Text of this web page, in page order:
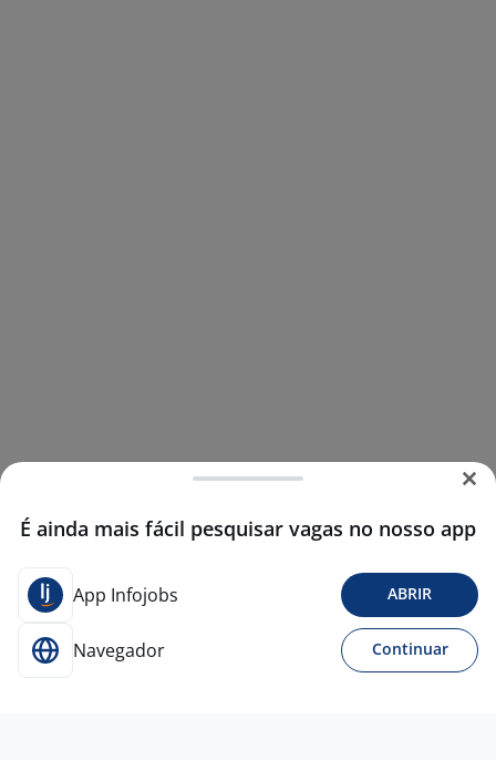
É ainda mais fácil pesquisar vagas no nosso app
App Infojobs ABRIR
Navegador Continuar